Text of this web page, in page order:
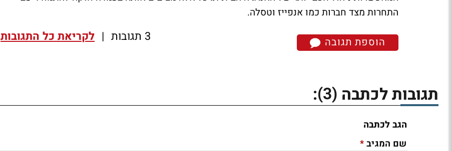
התחרות מצד חברות כמו אנפייז וטסלה.
הוספת תגובה 3 תגובות | לקריאת כל התגובות
תגובות לכתבה (3)
:
הגב לכתבה
שם המגיב*